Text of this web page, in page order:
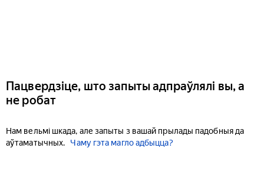
Пацвердзіце, што запыты адпраўлялі вы, а
не робат
Нам вельмі шкада, але запыты з вашай прылады падобныя да
аўтаматычных.
Чаму гэта магло адбыцца?